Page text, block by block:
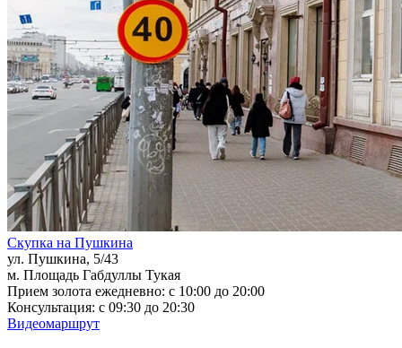
Скупка на Пушкина
ул. Пушкина, 5/43
м. Площадь Габдуллы Тукая
Прием золота ежедневно: с 10:00 до 20:00
Консультация: с 09:30 до 20:30
Видеомаршрут